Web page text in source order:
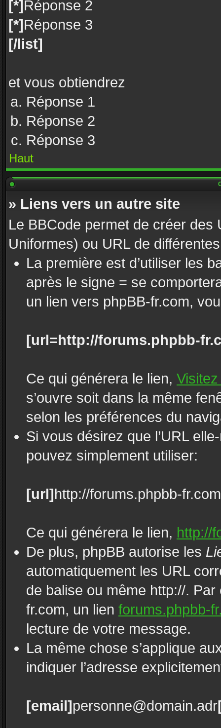
[*] Réponse 2
[*]Réponse 3
[/list]
et vous obtiendrez
Réponse 1
Réponse 2
Réponse 3
Haut
» Liens vers un autre site
Le BBCode permet de créer
Uniformes) ou URL de
La première est d’utiliser les
après le signe = se
un lien vers phpBB-fr.com,
[url=http://forums.phpbb-
Ce qui générera le lien,
s’ouvre soit dans la même
selon les préférences du
Si vous désirez que l’URL
pouvez simplement utiliser:
[url]http://forums.phpbb-
Ce qui générera le lien, http://
De plus, phpBB autorise les
automatiquement les URL
de balise ou même http://.
fr.com, un lien forums.phpbb-
lecture de votre message.
La même chose s’applique
indiquer l’adresse
[email]personne@domain.adr